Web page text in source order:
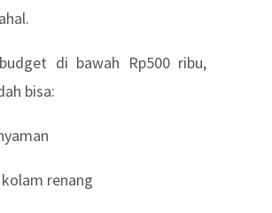
di bawah Rp500 ribu,
bisa:
renang